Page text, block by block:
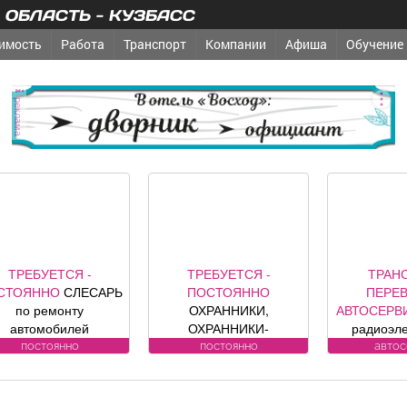
- КУЗБАСС
Работа Транспорт Компании Афиша Обучение
реклама
ТРЕБУЕТСЯ -
СЛЕСАРЬ
по ремонту
автомобилей
Требования к
Официальная
постоянно
ТРЕБУЕТСЯ -
ПОСТОЯННО
ОХРАННИКИ,
ОХРАННИКИ-
ВОДИТЕЛИ Требования
Условия:
постоянно